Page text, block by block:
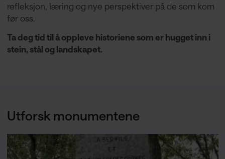
refleksjon, læring og nye perspektiver på de som kom
før oss.
Ta deg tid til å oppleve historiene som er hugget inn i
stein, stål og landskapet.
Utforsk monumentene